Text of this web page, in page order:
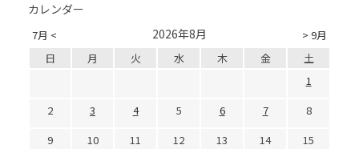
カレンダー
7月 < > 9月
2026年8月
日 月 火 水 木 金
土
1
2
3 4 5 6 7
8
9
10 11 12 13 14
15